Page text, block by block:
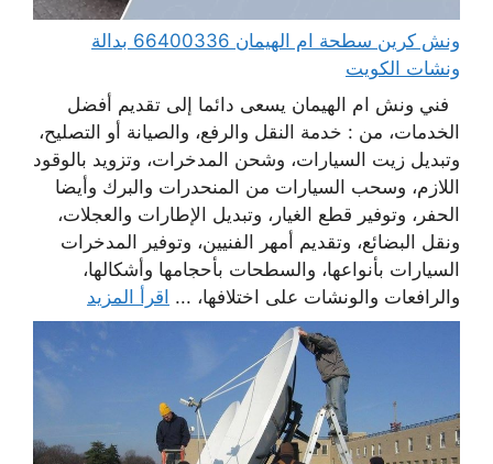
ونش كرين سطحة ام الهيمان 66400336 بدالة
ونشات الكويت
فني ونش ام الهيمان يسعى دائما إلى تقديم أفضل
الخدمات، من : خدمة النقل والرفع، والصيانة أو التصليح،
وتبديل زيت السيارات، وشحن المدخرات، وتزويد بالوقود
اللازم، وسحب السيارات من المنحدرات والبرك وأيضا
الحفر، وتوفير قطع الغيار، وتبديل الإطارات والعجلات،
ونقل البضائع، وتقديم أمهر الفنيين، وتوفير المدخرات
السيارات بأنواعها، والسطحات بأحجامها وأشكالها،
والرافعات والونشات على اختلافها، ... اقرأ المزيد